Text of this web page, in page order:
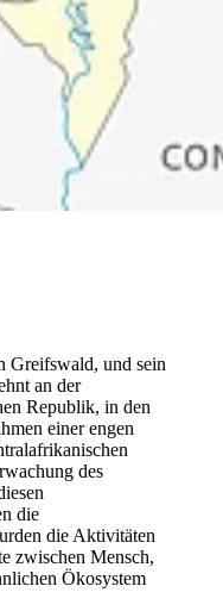
Greifswald, und sein
an der
Republik, in den
einer engen
des
die
die Aktivitäten
zwischen Mensch,
Ökosystem